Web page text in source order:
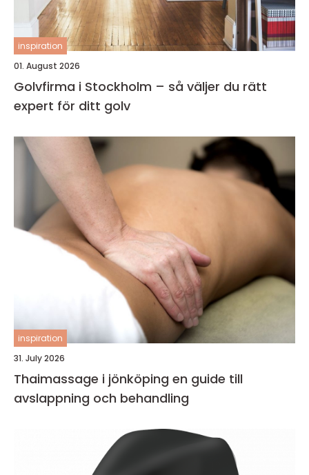
inspiration
01. August 2026
Golvfirma i Stockholm – så väljer du rätt
expert för ditt golv
inspiration
31. July 2026
Thaimassage i jönköping en guide till
avslappning och behandling